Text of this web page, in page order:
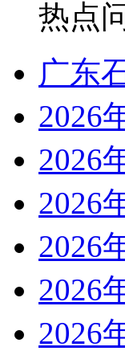
热点
广东
2026
2026
2026
2026
2026
2026